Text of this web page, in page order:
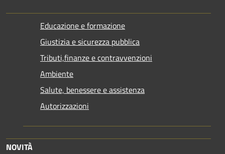
Educazione e formazione
Giustizia e sicurezza pubblica
Tributi,finanze e contravvenzioni
Ambiente
Salute, benessere e assistenza
Autorizzazioni
NOVITÀ